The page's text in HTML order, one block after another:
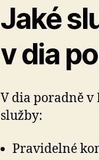
Jaké
v dia
V dia poradně v
služby:
Pravidelné